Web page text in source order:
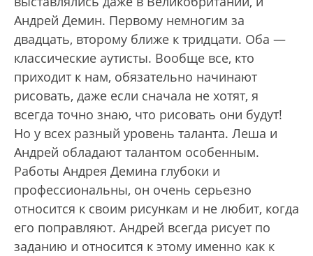
Андрей Демин. Первому немногим за
двадцать, второму ближе к тридцати. Оба —
классические аутисты. Вообще все, кто
приходит к нам, обязательно начинают
рисовать, даже если сначала не хотят, я
всегда точно знаю, что рисовать они будут!
Но у всех разный уровень таланта. Леша и
Андрей обладают талантом особенным.
Работы Андрея Демина глубоки и
профессиональны, он очень серьезно
относится к своим рисункам и не любит, когда
его поправляют. Андрей всегда рисует по
заданию и относится к этому именно как к